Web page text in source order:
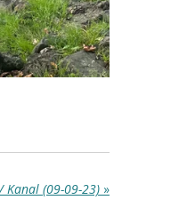
Kanal (09-09-23) »